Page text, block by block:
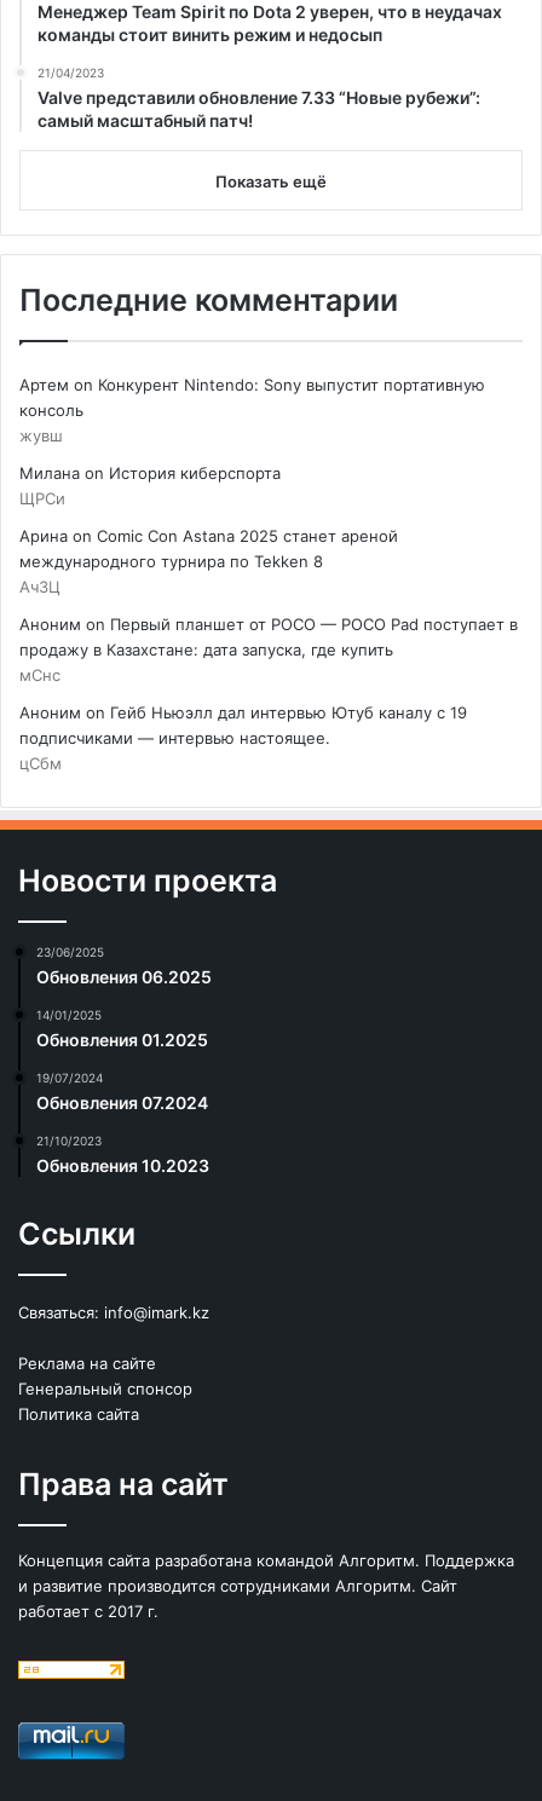
Менеджер Team Spirit по Dota 2 уверен, что в неудачах
команды стоит винить режим и недосып
21/04/2023
Valve представили обновление 7.33 “Новые рубежи”:
самый масштабный патч!
Показать ещё
Последние комментарии
Артем on Конкурент Nintendo: Sony выпустит портативную
консоль
жувш
Милана on История киберспорта
ЩРСи
Арина on Comic Con Astana 2025 станет ареной
международного турнира по Tekken 8
АчЗЦ
Аноним on Первый планшет от POCO — POCO Pad поступает в
продажу в Казахстане: дата запуска, где купить
мСнс
Аноним on Гейб Ньюэлл дал интервью Ютуб каналу с 19
подписчиками — интервью настоящее.
цСбм
Новости проекта
23/06/2025
Обновления 06.2025
14/01/2025
Обновления 01.2025
19/07/2024
Обновления 07.2024
21/10/2023
Обновления 10.2023
Ссылки
Связаться: info@imark.kz
Реклама на сайте
Генеральный спонсор
Политика сайта
Права на сайт
Концепция сайта разработана командой Алгоритм. Поддержка
и развитие производится сотрудниками Алгоритм. Сайт
работает с 2017 г.